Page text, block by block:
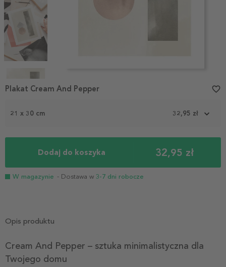
1
21 x 30 cm 32,95 zł
Dodaj do koszyka 32,95 zł
W magazynie - Dostawa w 3-7 dni robocze
Plakat Cream And Pepper favorite_border
Opis produktu
Cream And Pepper – sztuka minimalistyczna dla
Twojego domu